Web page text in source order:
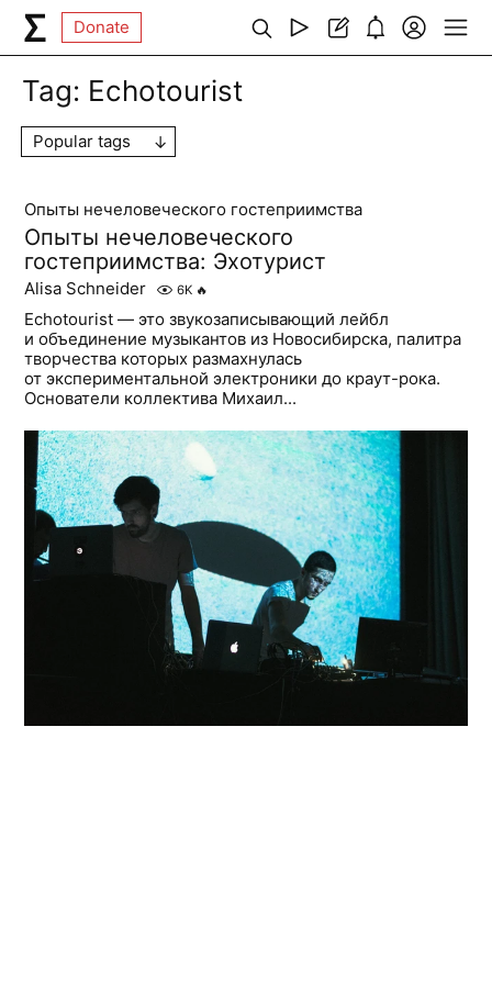
Donate
Tag: Echotourist
Popular tags
Опыты нечеловеческого гостеприимства
Опыты нечеловеческого
гостеприимства: Эхотурист
Alisa Schneider 6K 🔥
Echotourist — это звукозаписывающий лейбл
и объединение музыкантов из Новосибирска, палитра
творчества которых размахнулась
от экспериментальной электроники до краут-рока.
Основатели коллектива Михаил...